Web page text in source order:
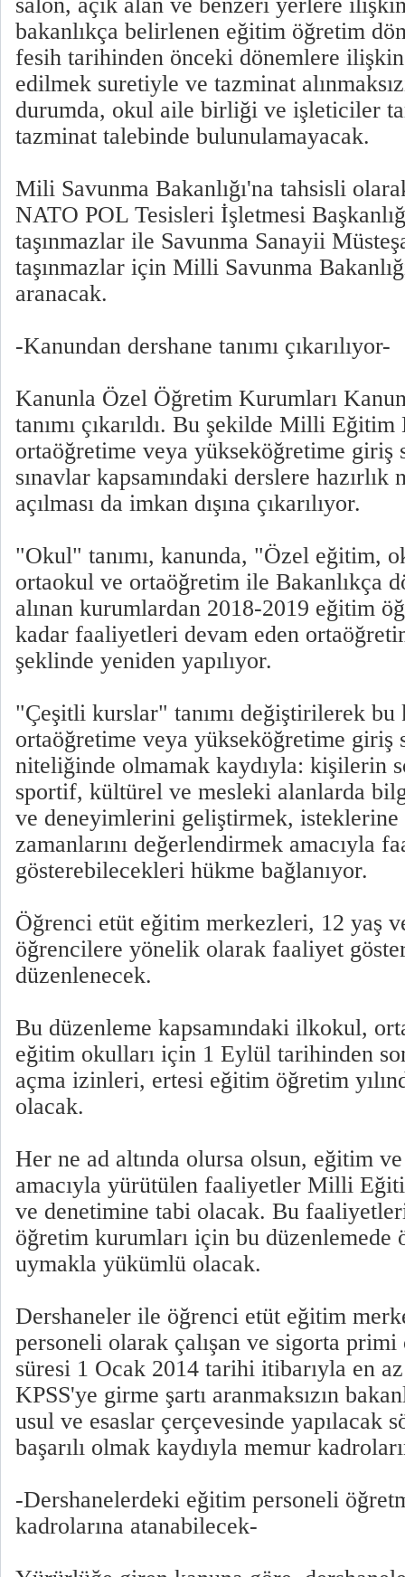
bakanlıkça belirlenen eğitim öğretim
fesih tarihinden önceki dönemlere
edilmek suretiyle ve tazminat
durumda, okul aile birliği ve işleticiler
tazminat talebinde bulunulamayacak.
Mili Savunma Bakanlığı'na tahsisli
NATO POL Tesisleri İşletmesi
taşınmazlar ile Savunma Sanayii
taşınmazlar için Milli Savunma
aranacak.
-Kanundan dershane tanımı çıkarılıyor-
Kanunla Özel Öğretim Kurumları
tanımı çıkarıldı. Bu şekilde Milli Eğitim
ortaöğretime veya yükseköğretime giriş
sınavlar kapsamındaki derslere
açılması da imkan dışına çıkarılıyor.
"Okul" tanımı, kanunda, "Özel eğitim,
ortaokul ve ortaöğretim ile Bakanlıkça
alınan kurumlardan 2018-2019 eğitim
kadar faaliyetleri devam eden
şeklinde yeniden yapılıyor.
"Çeşitli kurslar" tanımı değiştirilerek bu
ortaöğretime veya yükseköğretime giriş
niteliğinde olmamak kaydıyla: kişilerin
sportif, kültürel ve mesleki alanlarda
ve deneyimlerini geliştirmek, isteklerine
zamanlarını değerlendirmek amacıyla
gösterebilecekleri hükme bağlanıyor.
Öğrenci etüt eğitim merkezleri, 12 yaş
öğrencilere yönelik olarak faaliyet
düzenlenecek.
Bu düzenleme kapsamındaki ilkokul,
eğitim okulları için 1 Eylül tarihinden
açma izinleri, ertesi eğitim öğretim
olacak.
Her ne ad altında olursa olsun, eğitim
amacıyla yürütülen faaliyetler Milli
ve denetimine tabi olacak. Bu
öğretim kurumları için bu düzenlemede
uymakla yükümlü olacak.
Dershaneler ile öğrenci etüt eğitim
personeli olarak çalışan ve sigorta primi
süresi 1 Ocak 2014 tarihi itibarıyla en
KPSS'ye girme şartı aranmaksızın
usul ve esaslar çerçevesinde yapılacak
başarılı olmak kaydıyla memur
-Dershanelerdeki eğitim personeli
kadrolarına atanabilecek-